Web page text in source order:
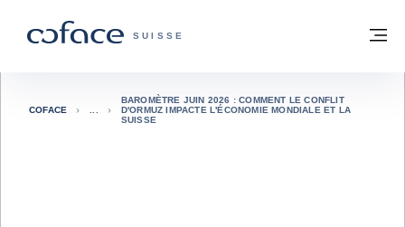
COFACE, FOR TRADE - PAGE
SUISSE
Retour à la page d'accueil
COFACE
BAROMÈTRE JUIN 2026 : COMMENT LE CONFLIT
D'ORMUZ IMPACTE L'ÉCONOMIE MONDIALE ET LA
SUISSE